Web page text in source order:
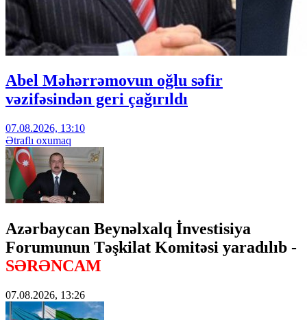
Abel Məhərrəmovun oğlu səfir
vəzifəsindən geri çağırıldı
07.08.2026, 13:10
Ətraflı oxumaq
Azərbaycan Beynəlxalq İnvestisiya
Forumunun Təşkilat Komitəsi yaradılıb -
SƏRƏNCAM
07.08.2026, 13:26